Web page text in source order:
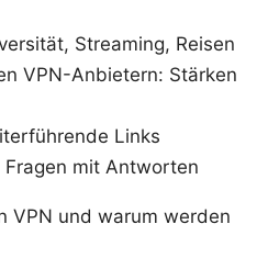
Streaming, Reisen
VPN-Anbietern: Stärken
Links
Fragen mit Antworten
VPN und warum werden